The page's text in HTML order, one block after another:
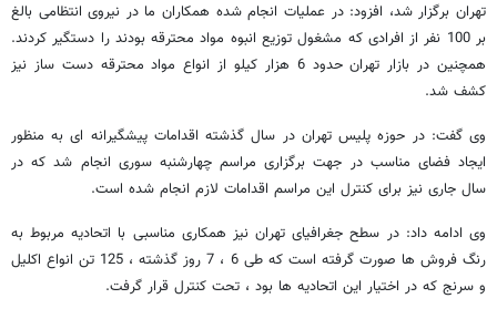
تهران برگزار شد، افزود: در عملیات انجام شده همکاران ما در نیروی انتظامی بالغ
بر 100 نفر از افرادی که مشغول توزیع انبوه مواد محترقه بودند را دستگیر کردند.
همچنین در بازار تهران حدود 6 هزار کیلو از انواع مواد محترقه دست ساز نیز
کشف شد.
وی گفت: در حوزه پلیس تهران در سال گذشته اقدامات پیشگیرانه ای به منظور
ایجاد فضای مناسب در جهت برگزاری مراسم چهارشنبه سوری انجام شد که در
سال جاری نیز برای کنترل این مراسم اقدامات لازم انجام شده است.
وی ادامه داد: در سطح جغرافیای تهران نیز همکاری مناسبی با اتحادیه مربوط به
رنگ فروش ها صورت گرفته است که طی 6 ، 7 روز گذشته ، 125 تن انواع اکلیل
و سرنج که در اختیار این اتحادیه ها بود ، تحت کنترل قرار گرفت.